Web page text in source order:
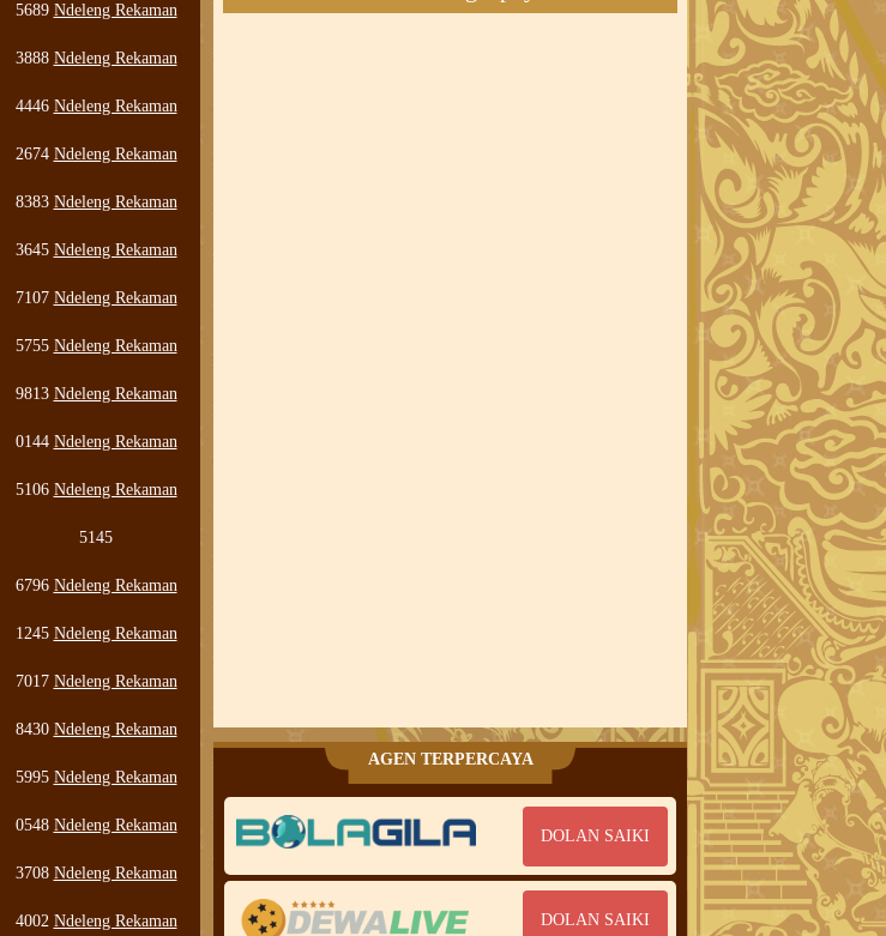
5689 Ndeleng Rekaman
3888 Ndeleng Rekaman
4446 Ndeleng Rekaman
2674 Ndeleng Rekaman
8383 Ndeleng Rekaman
3645 Ndeleng Rekaman
7107 Ndeleng Rekaman
5755 Ndeleng Rekaman
9813 Ndeleng Rekaman
0144 Ndeleng Rekaman
5106 Ndeleng Rekaman
5145
6796 Ndeleng Rekaman
1245 Ndeleng Rekaman
7017 Ndeleng Rekaman
8430 Ndeleng Rekaman
5995 Ndeleng Rekaman
0548 Ndeleng Rekaman
3708 Ndeleng Rekaman
4002 Ndeleng Rekaman
AGEN TERPERCAYA
DOLAN SAIKI
DOLAN SAIKI